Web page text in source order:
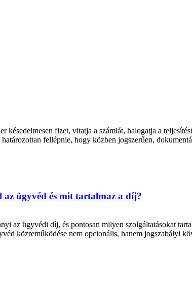
fizet, vitatja a számlát, halogatja a
fellépnie, hogy közben jogszerűen,
ügyvéd és mit tartalmaz a díj?
az ügyvédi díj, és pontosan milyen szolgáltatásokat
közreműködése nem opcionális, hanem jogszabályi